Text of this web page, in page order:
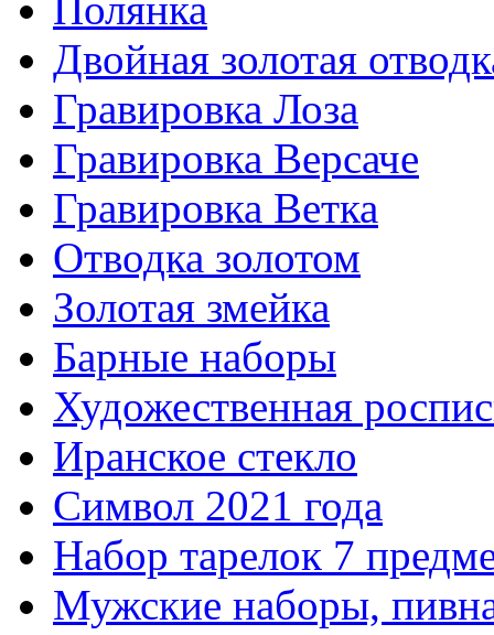
Двойная золотая
Гравировка Лоза
Гравировка Версаче
Гравировка Ветка
Отводка золотом
Золотая змейка
Барные наборы
Художественная
Иранское стекло
Символ 2021 года
Набор тарелок 7
Мужские наборы,